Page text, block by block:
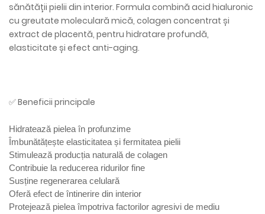
sănătății pielii din interior. Formula combină acid hialuronic
cu greutate moleculară mică, colagen concentrat și
extract de placentă, pentru hidratare profundă,
elasticitate și efect anti-aging.
✅ Beneficii principale
Hidratează pielea în profunzime
Îmbunătățește elasticitatea și fermitatea pielii
Stimulează producția naturală de colagen
Contribuie la reducerea ridurilor fine
Susține regenerarea celulară
Oferă efect de întinerire din interior
Protejează pielea împotriva factorilor agresivi de mediu